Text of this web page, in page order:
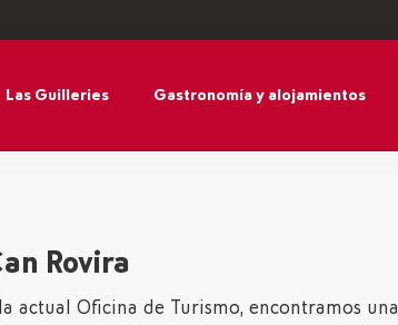
Las Guilleries Gastronomía y alojamientos
Rovira
actual Oficina de Turismo, encontramos una